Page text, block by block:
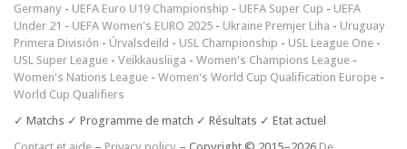
Germany - UEFA Euro U19 Championship - UEFA Super Cup - UEFA
Under 21 - UEFA Women's EURO 2025 - Ukraine Premjer Liha - Uruguay
Primera División - Úrvalsdeild - USL Championship - USL League One -
USL Super League - Veikkausliiga - Women's Champions League -
Women's Nations League - Women's World Cup Qualification Europe -
World Cup Qualifiers
✓ Matchs ✓ Programme de match ✓ Résultats ✓ Etat actuel